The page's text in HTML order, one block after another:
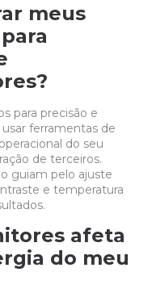
meus
para precisão e
ferramentas de
do seu
de terceiros.
guiam pelo ajuste
e temperatura
afeta
do meu